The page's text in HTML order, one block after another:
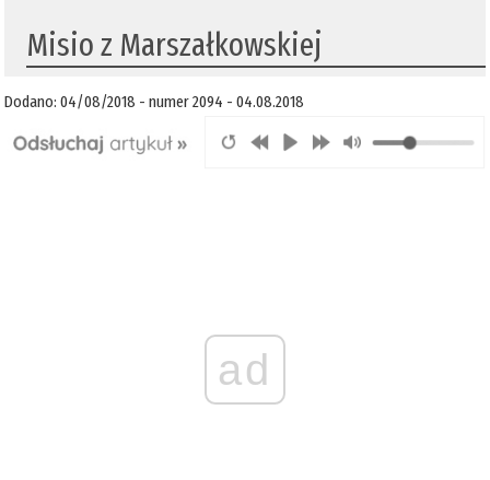
Misio z Marszałkowskiej
Dodano: 04/08/2018 - numer 2094 - 04.08.2018
ad